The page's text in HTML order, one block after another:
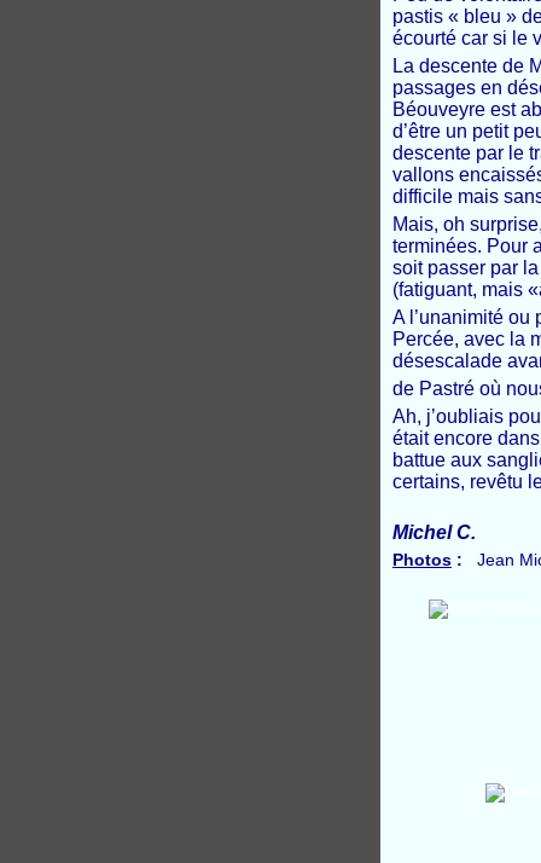
pastis « bleu »
écourté car si le
La descente de
passages en
Béouveyre est
d’être un petit
descente par le
vallons
difficile mais
Mais, oh
terminées. Pour
soit passer par
(fatiguant, mais
A l’unanimité ou
Percée, avec la
désescalade
de Pastré où
Ah, j’oubliais
était encore
battue aux
certains, revêtu
Michel C.
Photos : Jean